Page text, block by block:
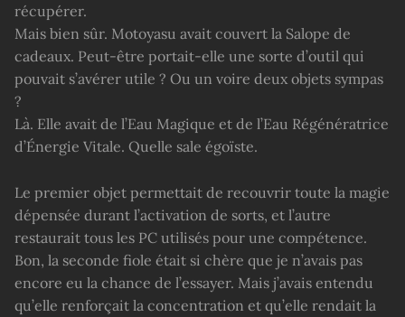
récupérer.
Mais bien sûr. Motoyasu avait couvert la Salope de
cadeaux. Peut-être portait-elle une sorte d’outil qui
pouvait s’avérer utile ? Ou un voire deux objets sympas
?
Là. Elle avait de l’Eau Magique et de l’Eau Régénératrice
d’Énergie Vitale. Quelle sale égoïste.
Le premier objet permettait de recouvrir toute la magie
dépensée durant l’activation de sorts, et l’autre
restaurait tous les PC utilisés pour une compétence.
Bon, la seconde fiole était si chère que je n’avais pas
encore eu la chance de l’essayer. Mais j’avais entendu
qu’elle renforçait la concentration et qu’elle rendait la